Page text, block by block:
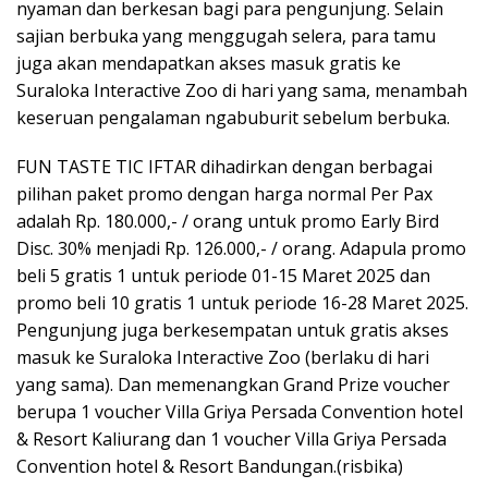
nyaman dan berkesan bagi para pengunjung. Selain
sajian berbuka yang menggugah selera, para tamu
juga akan mendapatkan akses masuk gratis ke
Suraloka Interactive Zoo di hari yang sama, menambah
keseruan pengalaman ngabuburit sebelum berbuka.
FUN TASTE TIC IFTAR dihadirkan dengan berbagai
pilihan paket promo dengan harga normal Per Pax
adalah Rp. 180.000,- / orang untuk promo Early Bird
Disc. 30% menjadi Rp. 126.000,- / orang. Adapula promo
beli 5 gratis 1 untuk periode 01-15 Maret 2025 dan
promo beli 10 gratis 1 untuk periode 16-28 Maret 2025.
Pengunjung juga berkesempatan untuk gratis akses
masuk ke Suraloka Interactive Zoo (berlaku di hari
yang sama). Dan memenangkan Grand Prize voucher
berupa 1 voucher Villa Griya Persada Convention hotel
& Resort Kaliurang dan 1 voucher Villa Griya Persada
Convention hotel & Resort Bandungan.(risbika)